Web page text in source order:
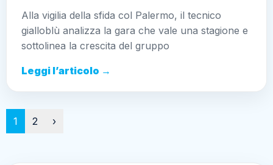
Alla vigilia della sfida col Palermo, il tecnico
gialloblù analizza la gara che vale una stagione e
sottolinea la crescita del gruppo
Leggi l’articolo →
Paginazione
1 2 ›